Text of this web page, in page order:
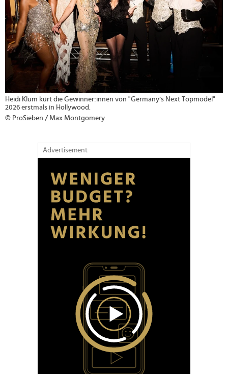
Heidi Klum kürt die Gewinner:innen von "Germany’s Next Topmodel"
2026 erstmals in Hollywood.
© ProSieben / Max Montgomery
Advertisement